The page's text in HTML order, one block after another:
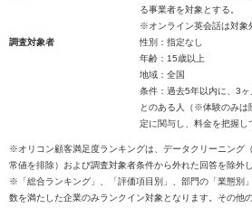
る事業者を対象とする。
※オンライン英会話は対象
調査対象者
性別：指定なし
年齢：15歳以上
地域：全国
条件：過去5年以内に、3
とのある人（※体験のみは
定に関与し、料金を把握し
※オリコン顧客満足度ランキングは、データクリーニング
常値を排除）および調査対象者条件から外れた回答を除外
※「総合ランキング」、「評価項目別」、部門の「業態別
数を満たした企業のみランクイン対象となります。その他